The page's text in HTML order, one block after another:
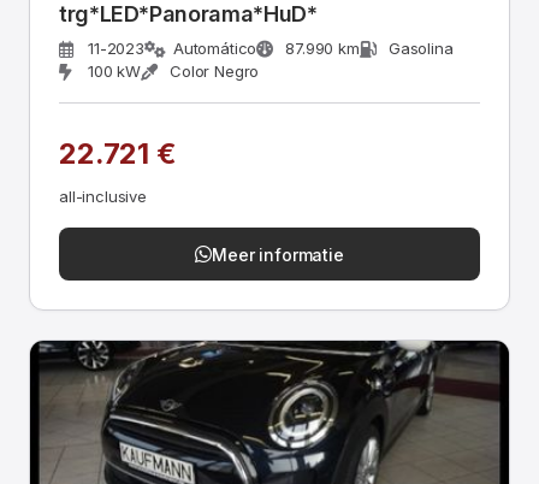
trg*LED*Panorama*HuD*
11-2023 Automático 87.990 km
Gasolina
100 kW
Color Negro
22.721 €
all-inclusive
Meer informatie